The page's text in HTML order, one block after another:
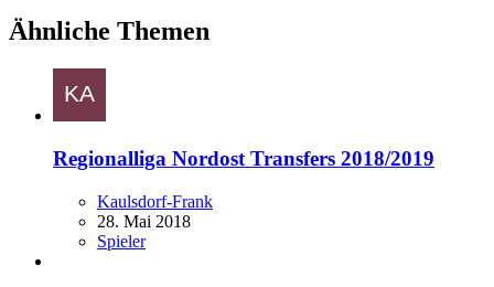
Ähnliche Themen
Regionalliga Nordost Transfers 2018/2019
Kaulsdorf-Frank
28. Mai 2018
Spieler